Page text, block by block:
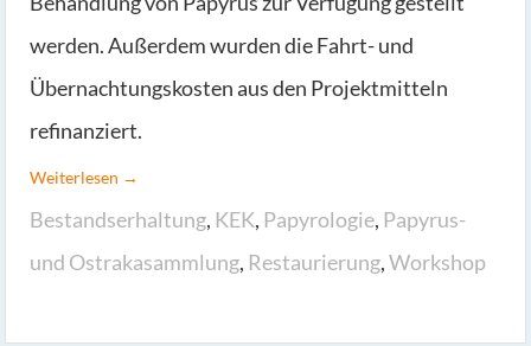
werden. Außerdem wurden die Fahrt- und
Übernachtungskosten aus den Projektmitteln
refinanziert.
Weiterlesen →
Bestandserhaltung, KEK, Papyrologie, Papyrus-
und Ostrakasammlung, Restaurierung,Workshop